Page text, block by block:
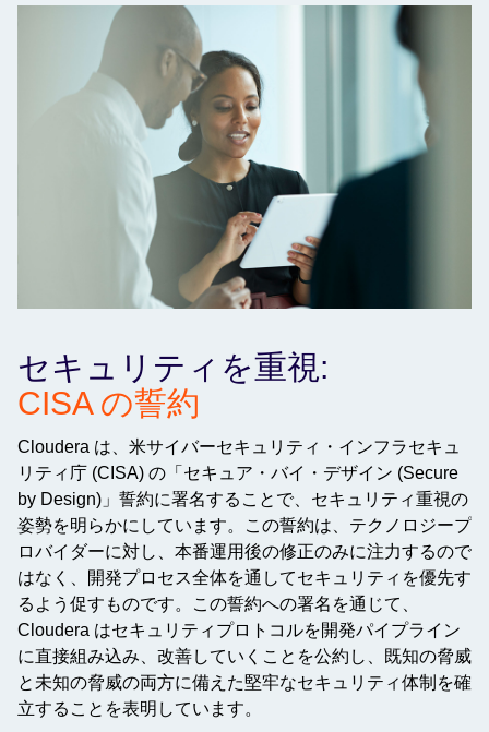
セキュリティを重視:
CISA の誓約
Cloudera は、米サイバーセキュリティ・インフラセキュ
リティ庁 (CISA) の「セキュア・バイ・デザイン (Secure
by Design)」誓約に署名することで、セキュリティ重視の
姿勢を明らかにしています。この誓約は、テクノロジープ
ロバイダーに対し、本番運用後の修正のみに注力するので
はなく、開発プロセス全体を通してセキュリティを優先す
るよう促すものです。この誓約への署名を通じて、
Cloudera はセキュリティプロトコルを開発パイプライン
に直接組み込み、改善していくことを公約し、既知の脅威
と未知の脅威の両方に備えた堅牢なセキュリティ体制を確
立することを表明しています。